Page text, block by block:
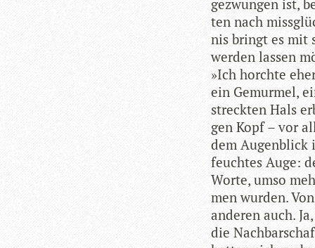
gezwun­gen ist,
ten nach
nis bringt es mit
wer­den las­sen
»Ich horchte
ein Gemur­mel,
streck­ten Hals
gen Kopf – vor
dem Augen­blick
feuch­tes Auge:
Worte, umso
men wur­den.
ande­ren auch.
die